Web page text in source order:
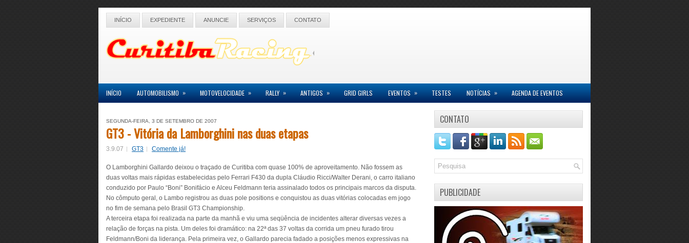
INÍCIO EXPEDIENTE ANUNCIE SERVIÇOS CONTATO
INÍCIO AUTOMOBILISMO » MOTOVELOCIDADE » RALLY » ANTIGOS » GRID GIRLS EVENTOS » TESTES NOTÍCIAS » AGENDA DE EVENTOS
SEGUNDA-FEIRA, 3 DE SETEMBRO DE 2007
GT3 - Vitória da Lamborghini nas duas etapas
3.9.07 GT3 Comente já!
O Lamborghini Gallardo deixou o traçado de Curitiba com quase 100% de aproveitamento. Não fossem as
duas voltas mais rápidas estabelecidas pelo Ferrari F430 da dupla Cláudio Ricci/Walter Derani, o carro italiano
conduzido por Paulo “Boni” Bonifácio e Alceu Feldmann teria assinalado todos os principais marcos da disputa.
No cômputo geral, o Lambo registrou as duas pole positions e conquistou as duas vitórias colocadas em jogo
no fim de semana pelo Brasil GT3 Championship.
A terceira etapa foi realizada na parte da manhã e viu uma seqüência de incidentes alterar diversas vezes a
relação de forças na pista. Um deles foi dramático: na 22ª das 37 voltas da corrida um pneu furado tirou
Feldmann/Boni da liderança. Pela primeira vez, o Gallardo parecia fadado a posições menos expressivas na
CONTATO
PUBLICIDADE